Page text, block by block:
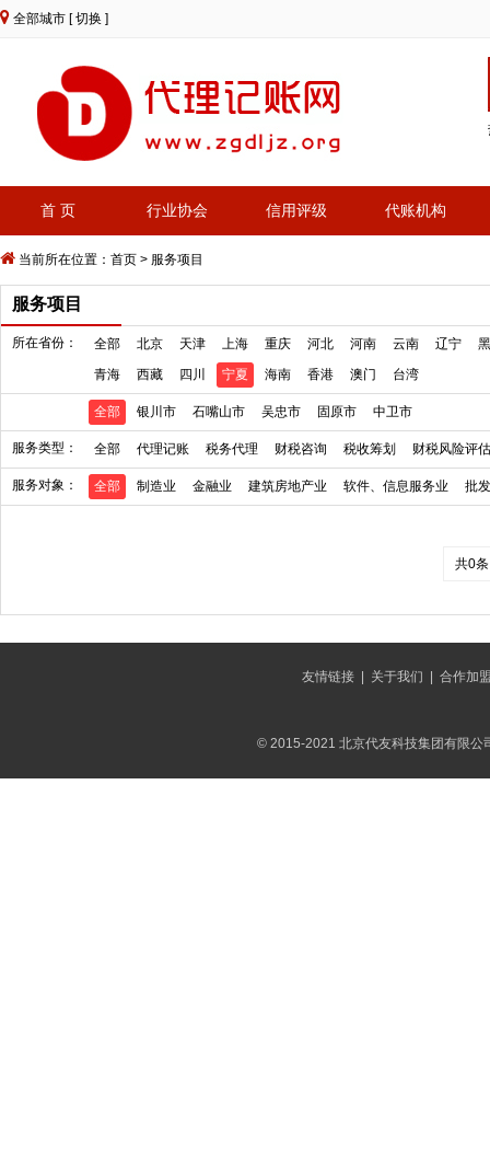
全部城市 [ 切换 ]
首 页 行业协会 信用评级 代账机构
当前所在位置： 首页 > 服务项目
服务项目
所在省份： 全部 北京 天津 上海 重庆 河北 河南 云南 辽宁
青海
西藏 四川 宁夏 海南 香港 澳门 台湾
全部 银川市 石嘴山市 吴忠市 固原市 中卫市
服务类型： 全部 代理记账 税务代理 财税咨询 税收筹划 财税风险评估
服务对象： 全部 制造业 金融业 建筑房地产业 软件、信息服务业 批
共0条
友情链接| 关于我们 合作加
© 2015-2021 北京代友科技集团有限